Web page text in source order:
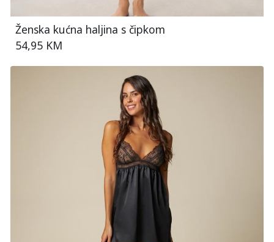
Ženska kućna haljina s čipkom
54,95 KM